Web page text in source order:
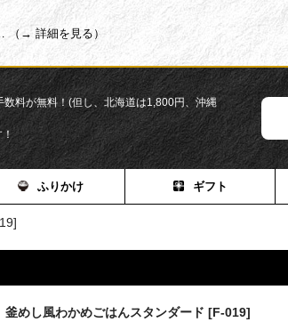
（→ 詳細を見る）
料が無料！(但し、北海道は1,800円、沖縄
ふりかけ ギフト
釜めし風わかめごはんスタンダード [F-019]